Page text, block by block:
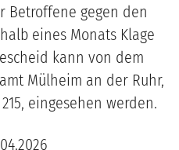
Betroffene gegen den
eines Monats Klage
kann von dem
Mülheim an der Ruhr,
eingesehen werden.